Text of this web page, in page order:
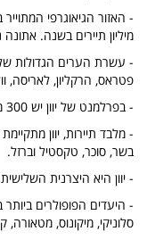
מיליון תיירים בשנה.
- עשרת הערים הגדולות של
פטראס, הרקליון, לאריסה,
- בפרלמנט של יוון יש 300 מושבים.
- מלבד תיירות, יוון
בשר, סוכר, טקסטיל וברזל.
- יוון היא היצרנית
- היעדים הפופולרים ביותר
סלוניקי, מיקונוס, מטאורה,